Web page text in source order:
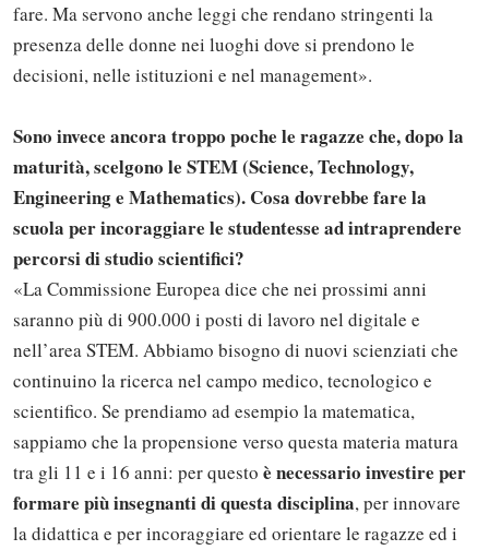
fare. Ma servono anche leggi che rendano stringenti la
presenza delle donne nei luoghi dove si prendono le
decisioni, nelle istituzioni e nel management».
Sono invece ancora troppo poche le ragazze che, dopo la
maturità, scelgono le STEM (Science, Technology,
Engineering e Mathematics). Cosa dovrebbe fare la
scuola per incoraggiare le studentesse ad intraprendere
percorsi di studio scientifici?
«La Commissione Europea dice che nei prossimi anni
saranno più di 900.000 i posti di lavoro nel digitale e
nell’area STEM. Abbiamo bisogno di nuovi scienziati che
continuino la ricerca nel campo medico, tecnologico e
scientifico. Se prendiamo ad esempio la matematica,
sappiamo che la propensione verso questa materia matura
tra gli 11 e i 16 anni: per questo è necessario investire per
formare più insegnanti di questa disciplina, per innovare
la didattica e per incoraggiare ed orientare le ragazze ed i